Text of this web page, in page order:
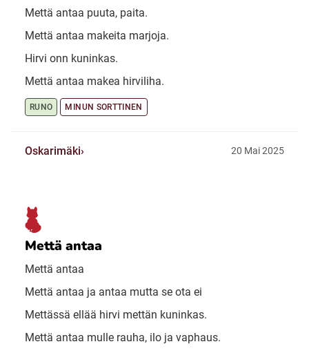
Mettä antaa puuta, paita.
Mettä antaa makeita marjoja.
Hirvi onn kuninkas.
Mettä antaa makea hirviliha.
RUNO MINUN SORTTINEN
Oskarimäki 20 Mai 2025
Mettä antaa
Mettä antaa
Mettä antaa ja antaa mutta se ota ei
Mettässä ellää hirvi mettän kuninkas.
Mettä antaa mulle rauha, ilo ja vaphaus.